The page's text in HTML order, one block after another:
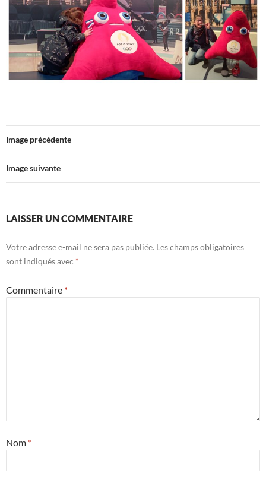
Image précédente
Image suivante
LAISSER UN COMMENTAIRE
Votre adresse e-mail ne sera pas publiée. Les champs obligatoires
sont indiqués avec *
Commentaire *
Nom *